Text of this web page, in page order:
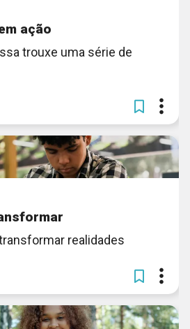
ação
trouxe uma série de
realidades